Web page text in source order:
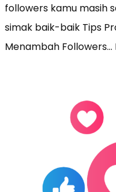
followers kamu masih
simak baik-baik Tips
Menambah Followers…